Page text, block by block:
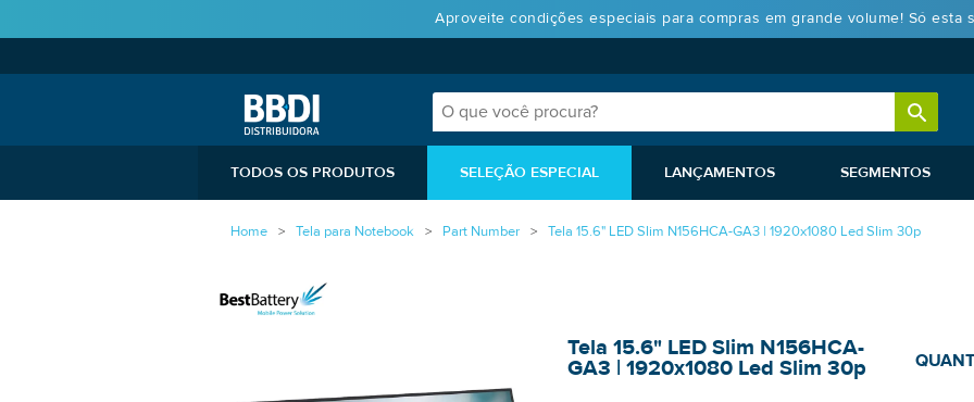
Aproveite condições especiais para compras em grande volume! Só esta
TODOS OS PRODUTOS SELEÇÃO ESPECIAL LANÇAMENTOS SEGMENTOS
Home Tela para Notebook Part Number Tela 15.6" LED Slim N156HCA-GA3 | 1920x1080 Led Slim 30p
Tela 15.6" LED Slim N156HCA-
GA3 | 1920x1080 Led Slim 30p